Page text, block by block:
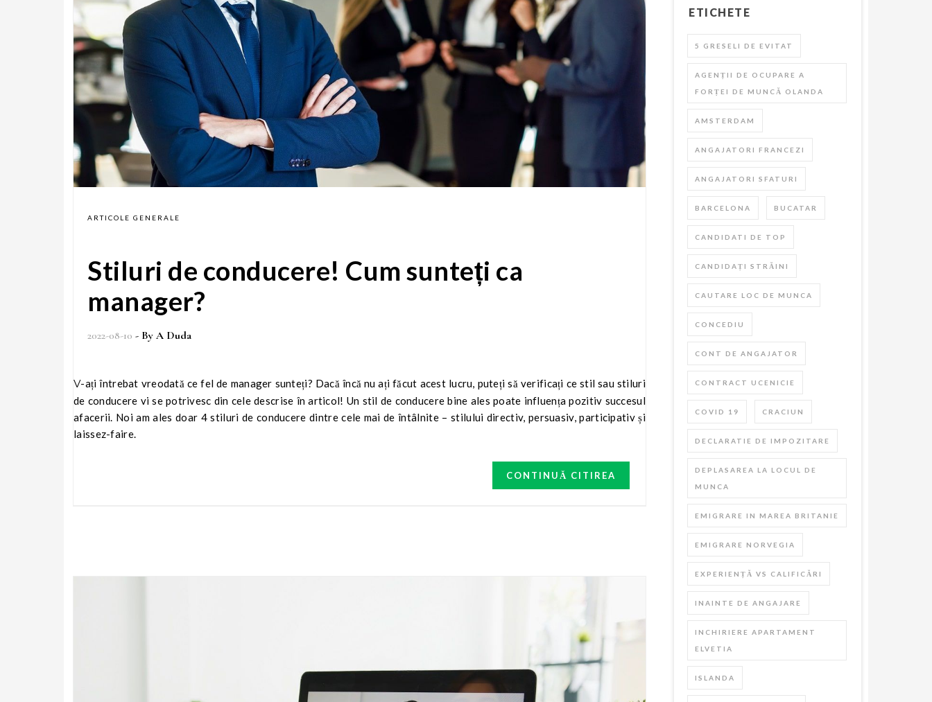
ARTICOLE GENERALE
Stiluri de conducere! Cum sunteți ca
manager?
2022-08-10 - By A Duda
V-ați întrebat vreodată ce fel de manager sunteți? Dacă încă nu ați făcut acest lucru, puteți să verificați ce stil sau stiluri
de conducere vi se potrivesc din cele descrise în articol! Un stil de conducere bine ales poate influența pozitiv succesul
afacerii. Noi am ales doar 4 stiluri de conducere dintre cele mai de întâlnite – stilului directiv, persuasiv, participativ și
laissez-faire.
CONTINUĂ CITIREA
ETICHETE
5 GRESELI DE EVITAT
AGENȚII DE OCUPARE A
FORȚEI DE MUNCĂ OLANDA
AMSTERDAM
ANGAJATORI FRANCEZI
ANGAJATORI SFATURI
BARCELONA BUCATAR
CANDIDATI DE TOP
CANDIDAȚI STRĂINI
CAUTARE LOC DE MUNCA
CONCEDIU
CONT DE ANGAJATOR
CONTRACT UCENICIE
COVID 19 CRACIUN
DECLARATIE DE IMPOZITARE
DEPLASAREA LA LOCUL DE
MUNCA
EMIGRARE IN MAREA BRITANIE
EMIGRARE NORVEGIA
EXPERIENȚĂ VS CALIFICĂRI
INAINTE DE ANGAJARE
INCHIRIERE APARTAMENT
ELVETIA
ISLANDA